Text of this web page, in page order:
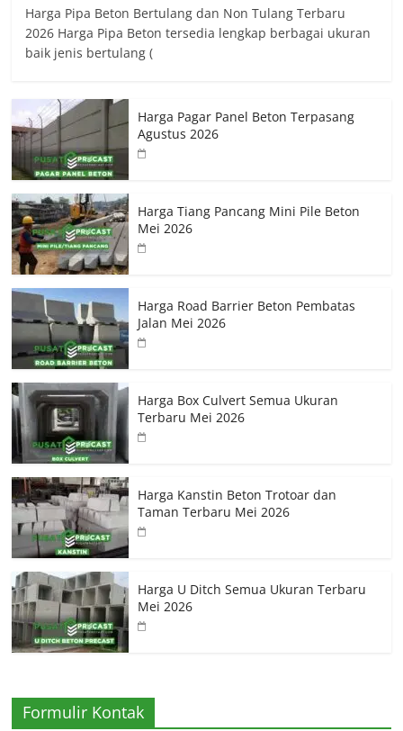
Harga Pipa Beton Bertulang dan Non Tulang Terbaru
2026 Harga Pipa Beton tersedia lengkap berbagai ukuran
baik jenis bertulang (
Harga Pagar Panel Beton Terpasang
Agustus 2026
Harga Tiang Pancang Mini Pile Beton
Mei 2026
Harga Road Barrier Beton Pembatas
Jalan Mei 2026
Harga Box Culvert Semua Ukuran
Terbaru Mei 2026
Harga Kanstin Beton Trotoar dan
Taman Terbaru Mei 2026
Harga U Ditch Semua Ukuran Terbaru
Mei 2026
Formulir Kontak